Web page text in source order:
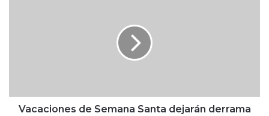
e
Vacaciones de Semana Santa dejarán derrama